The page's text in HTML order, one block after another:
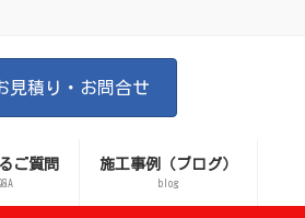
見積り・お問合せ
ご質問 施工事例（ブログ）
blog